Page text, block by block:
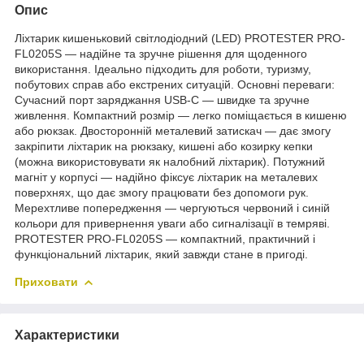
Опис
Ліхтарик кишеньковий світлодіодний (LED) PROTESTER PRO-
FL0205S — надійне та зручне рішення для щоденного
використання. Ідеально підходить для роботи, туризму,
побутових справ або екстрених ситуацій. Основні переваги:
Сучасний порт заряджання USB-C — швидке та зручне
живлення. Компактний розмір — легко поміщається в кишеню
або рюкзак. Двосторонній металевий затискач — дає змогу
закріпити ліхтарик на рюкзаку, кишені або козирку кепки
(можна використовувати як налобний ліхтарик). Потужний
магніт у корпусі — надійно фіксує ліхтарик на металевих
поверхнях, що дає змогу працювати без допомоги рук.
Мерехтливе попередження — чергуються червоний і синій
кольори для привернення уваги або сигналізації в темряві.
PROTESTER PRO-FL0205S — компактний, практичний і
функціональний ліхтарик, який завжди стане в пригоді.
Приховати
Характеристики